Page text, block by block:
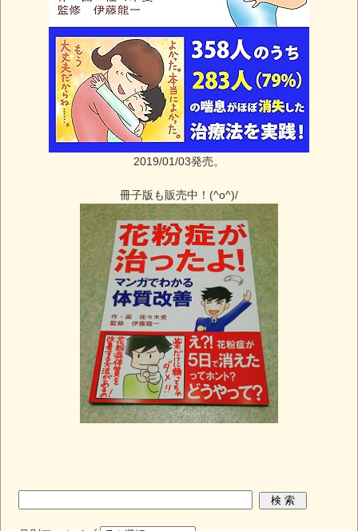
2019/01/03発売。
冊子版も販売中！(^o^)/